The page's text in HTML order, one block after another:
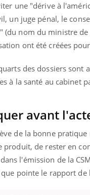
une "dérive à
un juge pénal, le
(du nom du ministre
ont été créées
des dossiers sont
à la santé au cabinet
avant
de la bonne
produit, de rester en
l'émission de la
pointe le rapport de
des Mains :
Youtube
faciles à aborder...
d'un proche c'est
...